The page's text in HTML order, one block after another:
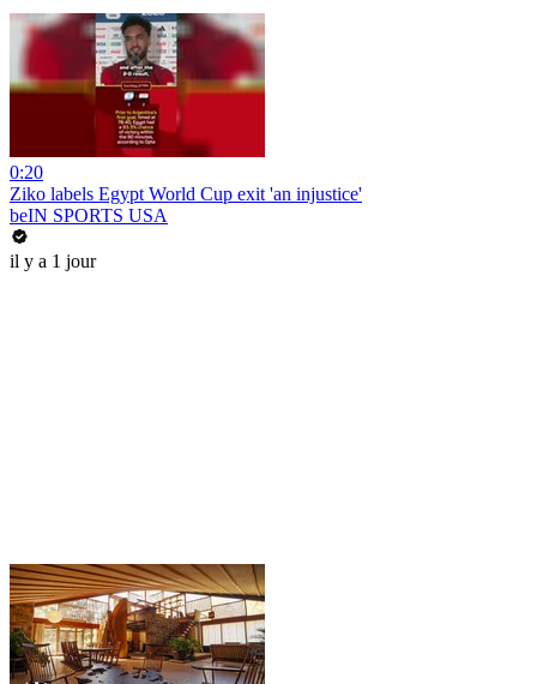
0:20
Ziko labels Egypt World Cup exit 'an injustice'
beIN SPORTS USA
il y a 1 jour